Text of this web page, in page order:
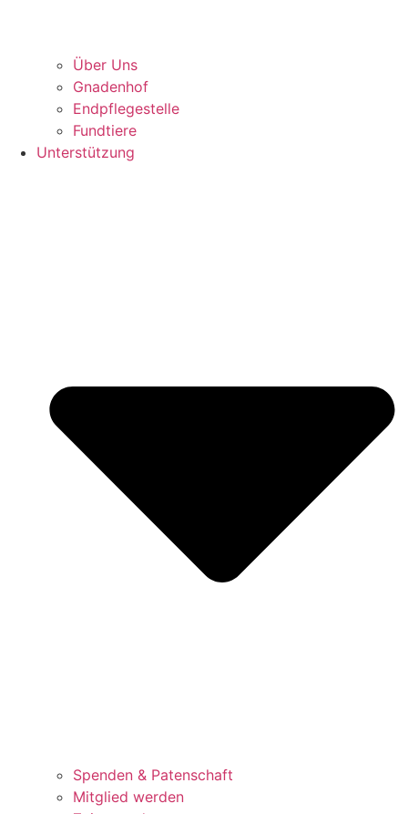
Über Uns
Gnadenhof
Endpflegestelle
Fundtiere
Unterstützung
Spenden & Patenschaft
Mitglied werden